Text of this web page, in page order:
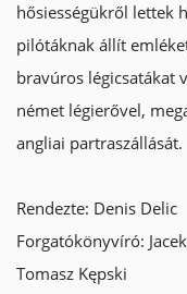
hősiességükről lettek
pilótáknak állít
bravúros légicsatákat
német légierővel,
angliai partraszállását.
Rendezte: Denis Delic
Forgatókönyvíró:
Tomasz Kępski